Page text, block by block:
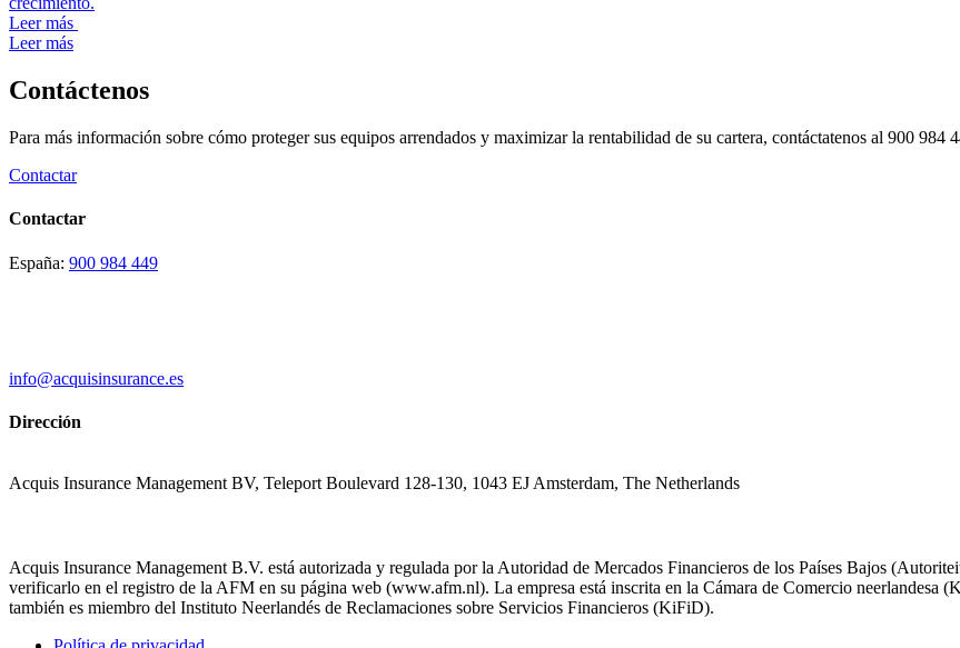
Leer más
Leer más
Contáctenos
Para más información sobre cómo proteger sus equipos arrendados y maximizar la rentabilidad de su cartera, contáctatenos al 900
Contactar
Contactar
España: 900 984 449
info@acquisinsurance.es
Dirección
Acquis Insurance Management BV, Teleport Boulevard 128-130, 1043 EJ Amsterdam, The Netherlands
Acquis Insurance Management B.V. está autorizada y regulada por la Autoridad de Mercados Financieros de los Países Bajos
verificarlo en el registro de la AFM en su página web (www.afm.nl). La empresa está inscrita en la Cámara de Comercio
también es miembro del Instituto Neerlandés de Reclamaciones sobre Servicios Financieros (KiFiD).